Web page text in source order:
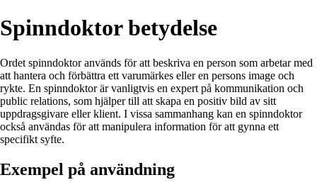
Spinndoktor betydelse
Ordet spinndoktor används för att beskriva en person som arbetar med
att hantera och förbättra ett varumärkes eller en persons image och
rykte. En spinndoktor är vanligtvis en expert på kommunikation och
public relations, som hjälper till att skapa en positiv bild av sitt
uppdragsgivare eller klient. I vissa sammanhang kan en spinndoktor
också användas för att manipulera information för att gynna ett
specifikt syfte.
Exempel på användning